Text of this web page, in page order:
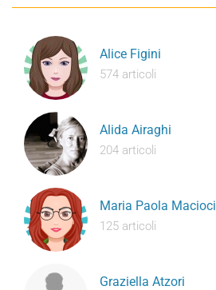
Alice Figini
574 articoli
Alida Airaghi
204 articoli
Maria Paola Macioci
125 articoli
Graziella Atzori